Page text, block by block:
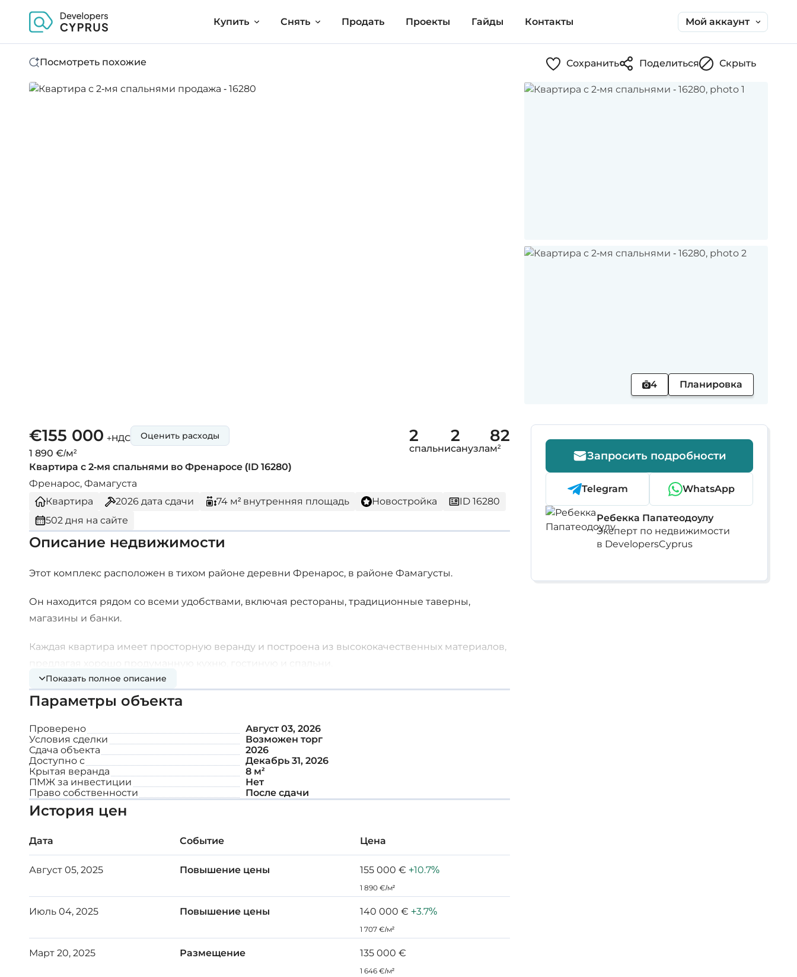
Купить Снять Продать Проекты Гайды Контакты Мой аккаунт
Посмотреть похожие Сохранить Поделиться Скрыть
4 Планировка
€155 000 +НДС
1 890 €/м²
Оценить расходы 2
спальни
2
санузла
82
м²
Квартира с 2-мя спальнями во Френаросе (ID 16280)
Френарос, Фамагуста
Квартира
2026 дата сдачи 74 м² внутренняя площадь Новостройка
ID 16280
502 дня на сайте
Описание недвижимости
Этот комплекс расположен в тихом районе деревни Френарос, в районе Фамагусты.
Он находится рядом со всеми удобствами, включая рестораны, традиционные таверны,
магазины и банки.
Каждая квартира имеет просторную веранду и построена из высококачественных материалов,
Дополнительные характеристики:
Итальянская керамическая плитка
Система водоснабжения под давлением
Возможность установки кондиционера
Солнечная система отопления
Показать полное описание
Параметры объекта
Проверено
Август 03, 2026
Условия сделки
Возможен торг
Сдача объекта
2026
Доступно с
Декабрь 31, 2026
Крытая веранда
8 м²
ПМЖ за инвестиции
Нет
Право собственности
После сдачи
История цен
Дата Событие Цена
Август 05, 2025 Повышение цены 155 000 € +10.7%
1 890 €/м²
Июль 04, 2025 Повышение цены 140 000 € +3.7%
1 707 €/м²
Март 20, 2025 Размещение 135 000 €
1 646 €/м²
Запросить подробности
Telegram WhatsApp
Ребекка Папатеодоулу
Эксперт по недвижимости
в DevelopersCyprus